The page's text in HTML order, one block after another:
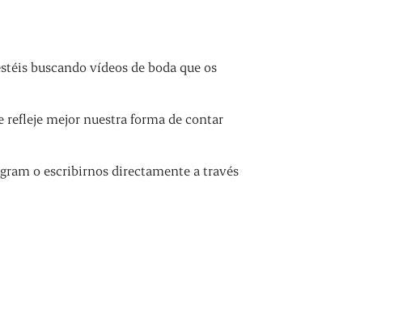
buscando vídeos de boda que os
refleje mejor nuestra forma de contar
o escribirnos directamente a través